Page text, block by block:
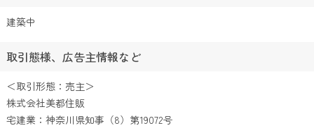
建築中
取引態様、広告主情報など
＜取引形態：売主＞
株式会社美都住販
宅建業：神奈川県知事（8）第19072号